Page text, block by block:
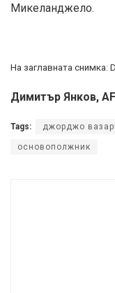
Микеланджело.
На заглавната снимка:
Димитър Янков,
Tags: джорджо
основополжник